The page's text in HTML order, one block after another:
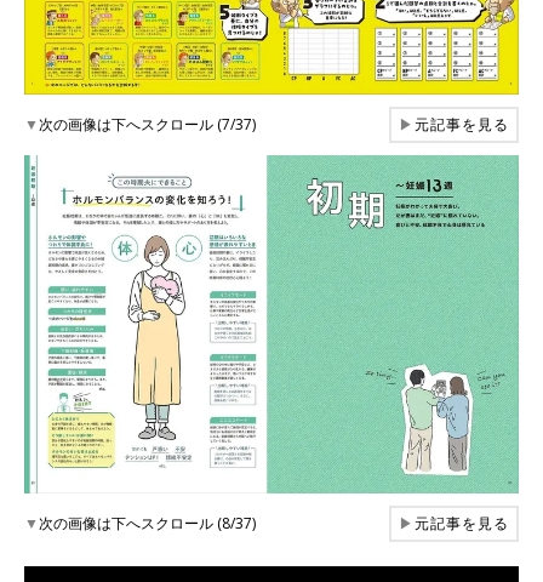
▼次の画像は下へスクロール (7/37) ▶元記事を見る
▼次の画像は下へスクロール (8/37) ▶元記事を見る